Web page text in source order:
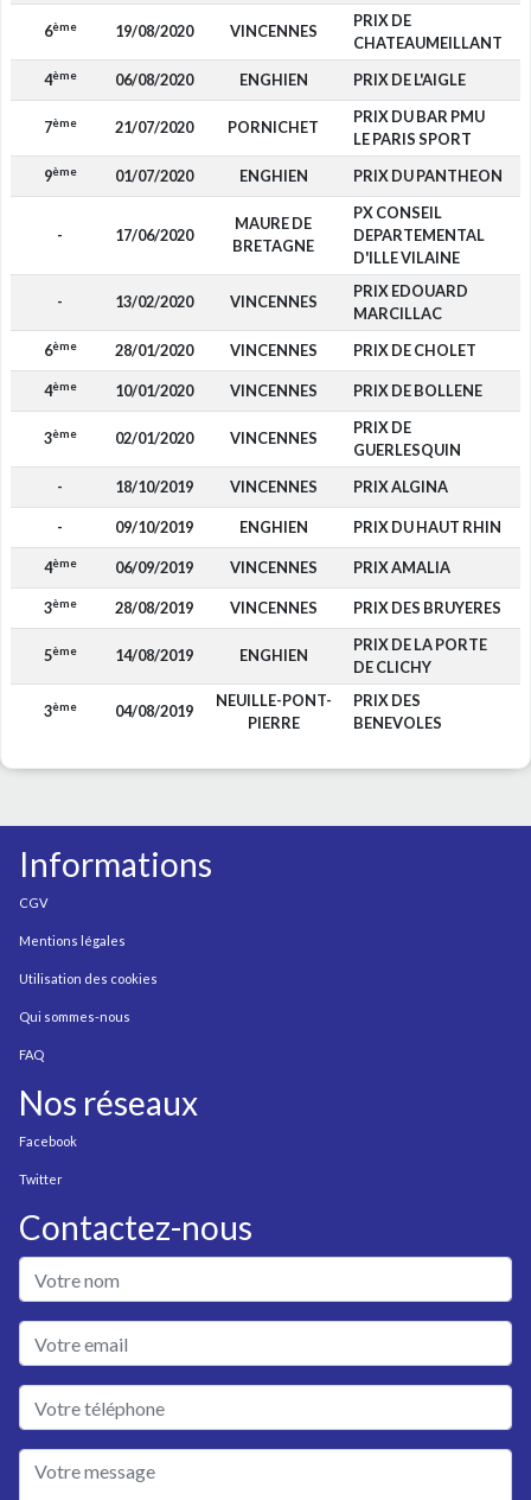
6ème 19/08/2020 VINCENNES
PRIX DE
CHATEAUMEILLANT
4ème 06/08/2020 ENGHIEN PRIX DE L'AIGLE
7ème 21/07/2020 PORNICHET
PRIX DU BAR PMU
LE PARIS SPORT
9ème 01/07/2020 ENGHIEN PRIX DU PANTHEON
- 17/06/2020
MAURE DE
BRETAGNE
PX CONSEIL
DEPARTEMENTAL
D'ILLE VILAINE
- 13/02/2020 VINCENNES
PRIX EDOUARD
MARCILLAC
6ème 28/01/2020 VINCENNES PRIX DE CHOLET
4ème 10/01/2020 VINCENNES PRIX DE BOLLENE
3ème 02/01/2020 VINCENNES
PRIX DE
GUERLESQUIN
- 18/10/2019 VINCENNES PRIX ALGINA
- 09/10/2019 ENGHIEN PRIX DU HAUT RHIN
4ème 06/09/2019 VINCENNES PRIX AMALIA
3ème 28/08/2019 VINCENNES PRIX DES BRUYERES
5ème 14/08/2019 ENGHIEN
PRIX DE LA PORTE
DE CLICHY
3ème 04/08/2019
NEUILLE-PONT-
PIERRE
PRIX DES
BENEVOLES
Informations
CGV
Mentions légales
Utilisation des cookies
Qui sommes-nous
FAQ
Nos réseaux
Facebook
Twitter
Contactez-nous